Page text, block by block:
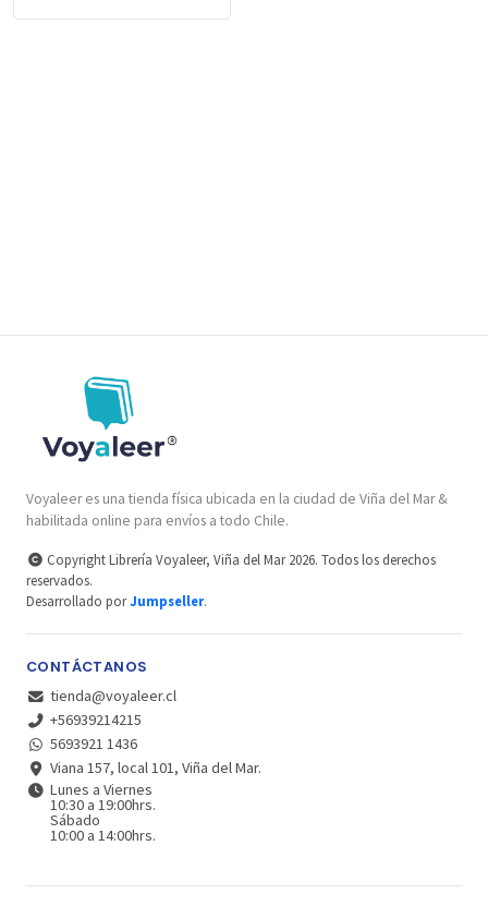
Voyaleer es una tienda física ubicada en la ciudad de Viña del Mar &
habilitada online para envíos a todo Chile.
Copyright Librería Voyaleer, Viña del Mar 2026. Todos los derechos
reservados.
Desarrollado porJumpseller.
CONTÁCTANOS
tienda@voyaleer.cl
+56939214215
5693921 1436
Viana 157, local 101, Viña del Mar.
Lunes a Viernes
10:30 a 19:00hrs.
Sábado
10:00 a 14:00hrs.